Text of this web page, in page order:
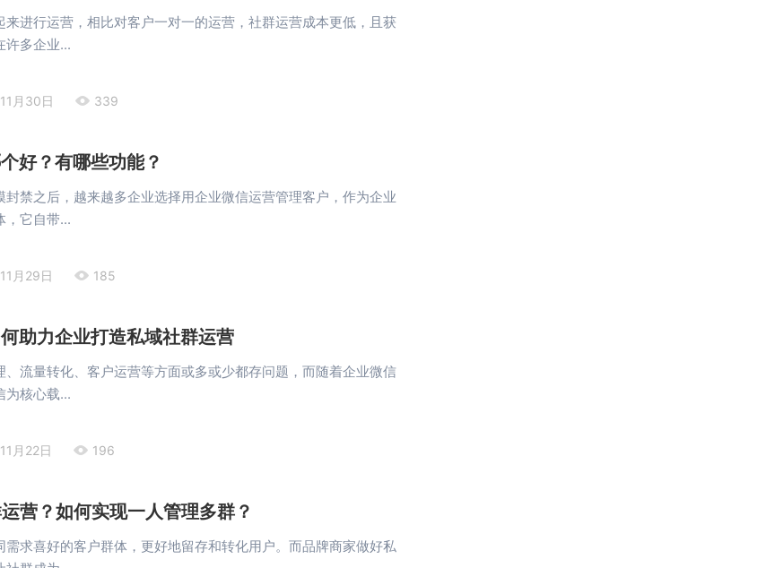
来进行运营，相比对客户一对一的运营，社群运营成本更低，且获
许多企业...
月30日 339
好？有哪些功能？
封禁之后，越来越多企业选择用企业微信运营管理客户，作为企业
，它自带...
月29日 185
助力企业打造私域社群运营
、流量转化、客户运营等方面或多或少都存问题，而随着企业微信
为核心载...
月22日 196
营？如何实现一人管理多群？
需求喜好的客户群体，更好地留存和转化用户。而品牌商家做好私